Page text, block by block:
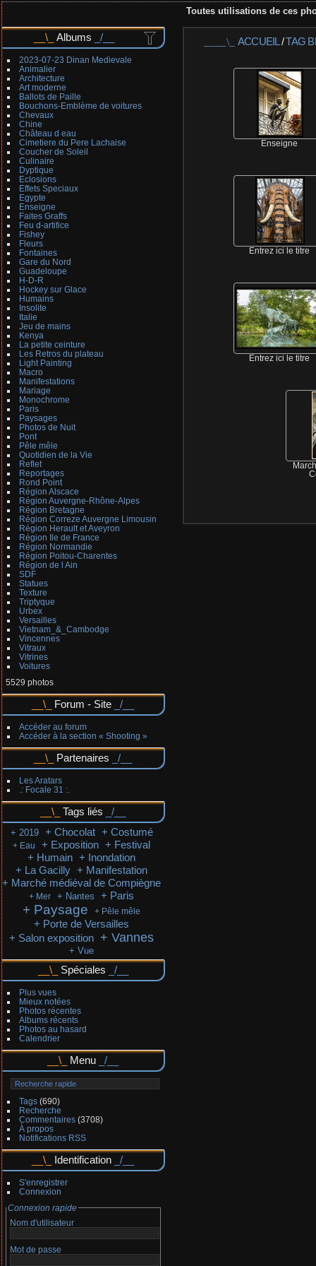
Toutes utilisations de ces
Albums
2023-07-23 Dinan Medievale
Animalier
Architecture
Art moderne
Ballots de Paille
Bouchons-Emblème de voitures
Chevaux
Chine
Château d eau
Cimetiere du Pere Lachaise
Coucher de Soleil
Culinaire
Dyptique
Eclosions
Effets Speciaux
Egypte
Enseigne
Faites Graffs
Feu d-artifice
Fishey
Fleurs
Fontaines
Gare du Nord
Guadeloupe
H-D-R
Hockey sur Glace
Humains
Insolite
Italie
Jeu de mains
Kenya
La petite ceinture
Les Retros du plateau
Light Painting
Macro
Manifestations
Mariage
Monochrome
Paris
Paysages
Photos de Nuit
Pont
Pêle mêle
Quotidien de la Vie
Reflet
Reportages
Rond Point
Région Alscace
Région Auvergne-Rhône-Alpes
Région Bretagne
Région Correze Auvergne Limousin
Région Herault et Aveyron
Région Ile de France
Région Normandie
Région Poitou-Charentes
Région de l Ain
SDF
Statues
Texture
Triptyque
Urbex
Versailles
Vietnam_&_Cambodge
Vincennes
Vitraux
Vitrines
Voitures
5529 photos
Forum - Site
Accéder au forum
Accéder à la section « Shooting »
Partenaires
Les Aratars
.: Focale 31 :.
Tags liés
+ 2019 + Chocolat + Costumé
+ Eau + Exposition + Festival
+ Humain + Inondation
+ La Gacilly + Manifestation
+ Marché médiéval de Compiègne
+ Mer + Nantes + Paris
+ Paysage + Pêle mêle
+ Porte de Versailles
+ Salon exposition + Vannes
+ Vue
Spéciales
Plus vues
Mieux notées
Photos récentes
Albums récents
Photos au hasard
Calendrier
Menu
Tags(690)
Recherche
Commentaires(3708)
À propos
Notifications RSS
Identification
S'enregistrer
Connexion
Connexion rapide
Nom d'utilisateur
Mot de passe
ACCUEIL/TAG
Enseigne
Entrez ici le titre
Entrez ici le titre